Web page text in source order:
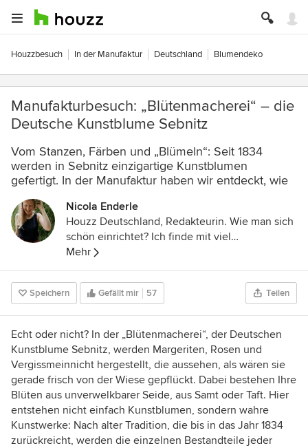
Houzzbesuch In der Manufaktur Deutschland Blumendeko
Manufakturbesuch: „Blütenmacherei“ – die
Deutsche Kunstblume Sebnitz
Vom Stanzen, Färben und „Blümeln“: Seit 1834
werden in Sebnitz einzigartige Kunstblumen
gefertigt. In der Manufaktur haben wir entdeckt, wie
Nicola Enderle
Houzz Deutschland, Redakteurin. Wie man sich
schön einrichtet? Ich finde mit viel
Persönlichkeit und eigenem Stil, der kann auch
gerne schräg sein. Meinem eigenen bin ich auf
der Spur – in unserem Houzz-Magazin helfen
wir Ihnen Ihren zu finden, zeigen spannende
Projekte und blicken durch Schlüssellöcher.
Haben Sie ein schönes Zuhause? Erzählen Sie
mir davon!
Mehr
Speichern Gefällt mir 57 Teilen
Echt oder nicht? In der „Blütenmacherei“, der Deutschen
Kunstblume Sebnitz, werden Margeriten, Rosen und
Vergissmeinnicht hergestellt, die aussehen, als wären sie
gerade frisch von der Wiese gepflückt. Dabei bestehen Ihre
Blüten aus unverwelkbarer Seide, aus Samt oder Taft. Hier
entstehen nicht einfach Kunstblumen, sondern wahre
Kunstwerke: Nach alter Tradition, die bis in das Jahr 1834
zurückreicht, werden die einzelnen Bestandteile jeder